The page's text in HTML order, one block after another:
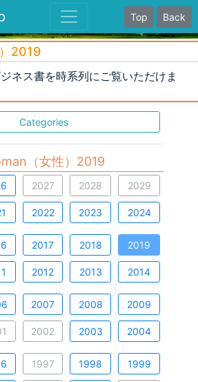
Top Back
2019
ネス書を時系列にご覧いただけま
Categories
（女性）2019
2027 2028 2029
2022 2023 2024
2017 2018 2019
2012 2013 2014
2007 2008 2009
2002 2003 2004
1997 1998 1999